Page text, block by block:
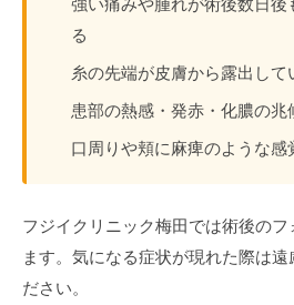
る
糸の先端が皮膚から露出して
患部の熱感・発赤・化膿の兆
口周りや頬に麻痺のような感
フジイクリニック梅田では術後の
ます。気になる症状が現れた際は遠
ださい。